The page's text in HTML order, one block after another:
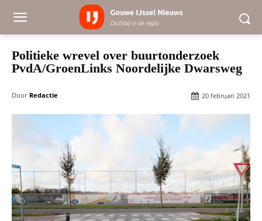
Politieke wrevel over buurtonderzoek
PvdA/GroenLinks Noordelijke Dwarsweg
Door Redactie 20 februari 2021